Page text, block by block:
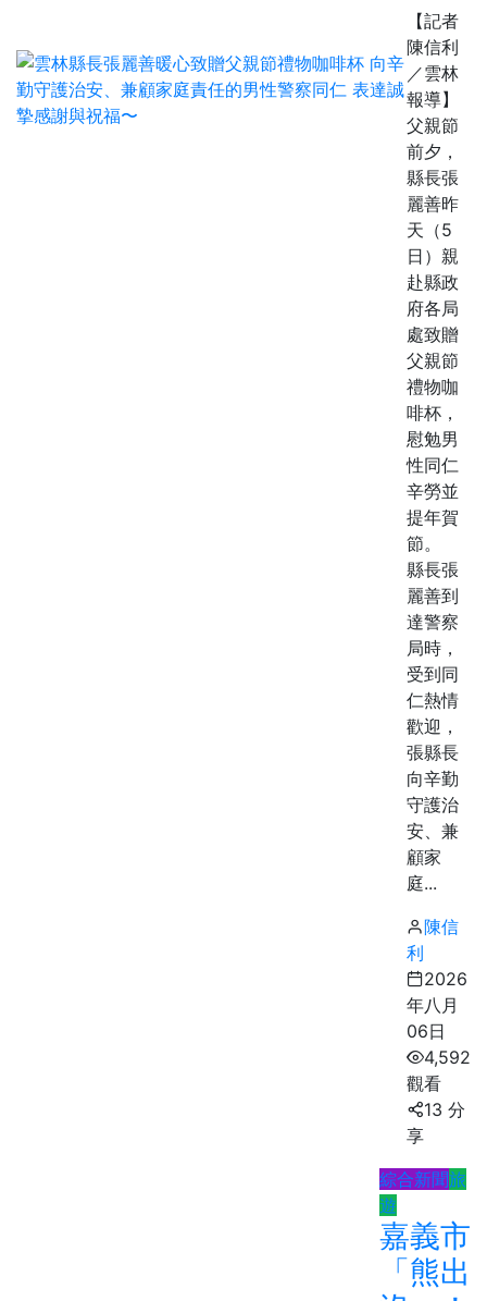
【記者
陳信利
／雲林
報導】
父親節
前夕，
縣長張
麗善昨
天（5
日）親
赴縣政
府各局
處致贈
父親節
禮物咖
啡杯，
慰勉男
性同仁
辛勞並
提年賀
節。
縣長張
麗善到
達警察
局時，
受到同
仁熱情
歡迎，
張縣長
向辛勤
守護治
安、兼
顧家
庭...
陳信
利
2026
年八月
06日
4,592
觀看
13 分
享
綜合新聞旅
遊
嘉義市
「熊出